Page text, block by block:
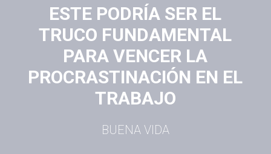
ESTE PODRÍA SER EL
TRUCO FUNDAMENTAL
PARA VENCER LA
PROCRASTINACIÓN EN EL
TRABAJO
BUENA VIDA